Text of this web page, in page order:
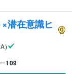
潜在意識ヒ
109